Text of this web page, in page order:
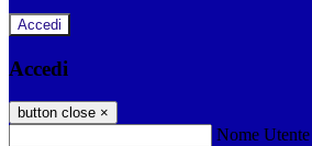
Accedi
Accedi
button close ×
Nome Utente